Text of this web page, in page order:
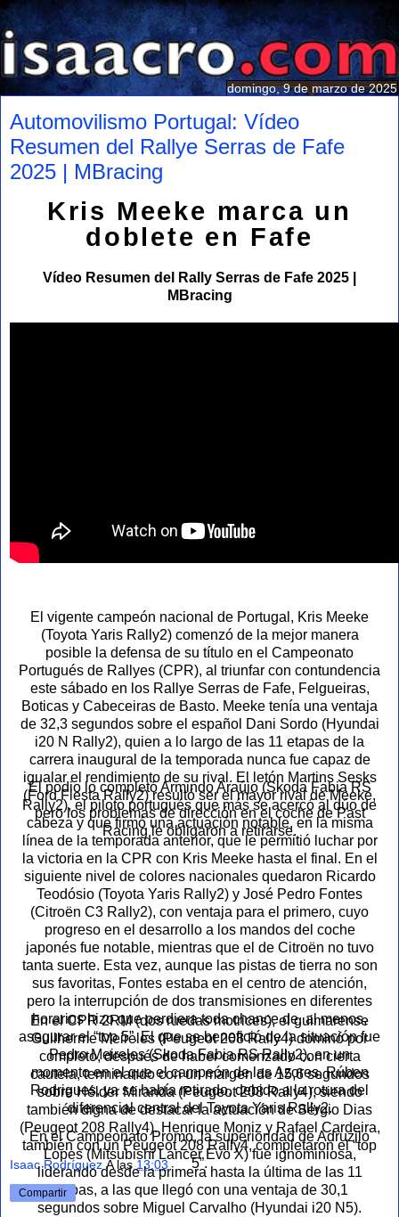
domingo, 9 de marzo de 2025
Automovilismo Portugal: Vídeo
Resumen del Rallye Serras de Fafe
2025 | MBracing
Kris Meeke marca un
doblete en Fafe
Vídeo Resumen del Rally Serras de Fafe 2025 |
MBracing
El vigente campeón nacional de Portugal, Kris Meeke
(Toyota Yaris Rally2) comenzó de la mejormanera
posible la defensa de su título en el Campeonato
Portugués de Rallyes (CPR), al triunfar con contundencia
este sábado en los Rallye Serras de Fafe, Felgueiras,
Boticas y Cabeceiras de Basto. Meeke tenía una ventaja
de 32,3 segundos sobre el español Dani Sordo (Hyundai
i20 N Rally2), quien a lo largo de las 11 etapas de la
carrera inaugural de la temporada nunca fue capaz de
igualar el rendimiento de su rival. El letón Martins Sesks
(Ford Fiesta Rally2) resultó ser el mayor rival de Meeke,
pero los problemas de dirección en el coche de Past
Racing le obligaron a retirarse.
El podio lo completó Armindo Araújo (Skoda Fabia RS
Rally2), el piloto portugués que más se acercó al dúo de
cabeza y que firmó una actuación notable, en la misma
línea de la temporada anterior, que le permitió luchar por
la victoria en la CPR con Kris Meeke hasta el final. En el
siguiente nivel de colores nacionales quedaron Ricardo
Teodósio (Toyota Yaris Rally2) y José Pedro Fontes
(Citroën C3 Rally2), con ventaja para el primero, cuyo
progreso en el desarrollo a los mandos del coche
japonés fue notable, mientras que el de Citroën no tuvo
tanta suerte. Esta vez, aunque las pistas de tierra no son
sus favoritas, Fontes estaba en el centro de atención,
pero la interrupción de dos transmisiones en diferentes
horarios hizo que perdiera toda chance de, al menos,
asegurar el “top 5”. El que se benefició de la situación fue
Pedro Meireles (Skoda Fabia RS Rally2), en un
momento en el que el campeón de las Azores, Rúben
Rodrigues, ya se había retirado, debido a la rotura del
diferencial central del Toyota Yaris Rally2.
En el CPR 2RM (dos ruedas motrices), el guimarense
Guilherme Meireles (Peugeot 208 Rally4) dominó por
completo, después de haber comenzado con cierta
cautela, terminando con un margen de 15,6 segundos
sobre Hélder Miranda (Peugeot 208 Rally4), siendo
también digna de destacar la actuación de Sérgio Dias
(Peugeot 208 Rally4). Henrique Moniz y Rafael Cardeira,
también con un Peugeot 208 Rally4, completaron el “top
5”.
En el Campeonato Promo, la superioridad de Adruzilo
Lopes (Mitsubishi Lancer Evo X) fue ignominiosa,
liderando desde la primera hasta la última de las 11
etapas, a las que llegó con una ventaja de 30,1
segundos sobre Miguel Carvalho (Hyundai i20 N5).
Isaac Rodríguez A las 13:03
Compartir